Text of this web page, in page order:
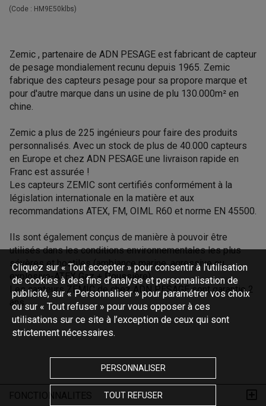
(Code : HM9E50klbs)
Zemic , partenaire de ADN PESAGE est fabricant de capteur
de pesage mondialement recunu depuis 1965. Zemic
fabrique des capteurs pesage pour sa propore marque et
pour d'autre marque dans un usine de plu 130.000m² en
chine.
Zemic a plus de 225 ingénieurs pour faire des produits
personnalisés. Avec un stock de plus de 40.000 capteurs
en Europe et chez ADN PESAGE une livraison rapide en
Franc est assurée !
Les capteurs ZEMIC sont certifiés conformément à la
législation internationale en la matière et aux
recommandations ATEX, FM, OIML R60 et norme EN 45500.
Ils sont également conçus de manière à pouvoir être
utilisés dans les conditions environnementales les plus
sévères et hostiles (ambiance marine, agressive ou
explosive-ATEX Gaz + Poussière).
Les capteurs ZEMIC de chez ADN PESAGE sont garantie 2
ans.
Cliquez sur « Tout accepter » pour consentir à l'utilisation
de cookies à des fins d’analyse et personnalisation de
publicité, sur « Personnaliser » pour paramétrer vos choix
ou sur « Tout refuser » pour vous opposer à ces
utilisations sur ce site à l’exception de ceux qui sont
strictement nécessaires.
PERSONNALISER
TOUT REFUSER